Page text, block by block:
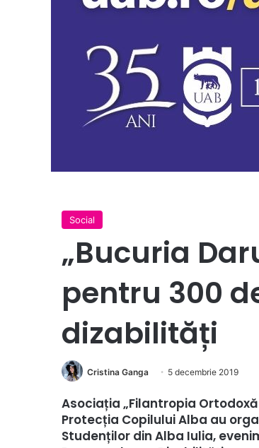
Social
„Bucuria
pentru 300
dizabilități
Cristina Ganga 5 decembrie 2019
Asociația „Filantropia
Protecția Copilului Alba au
Studenților din Alba Iulia,